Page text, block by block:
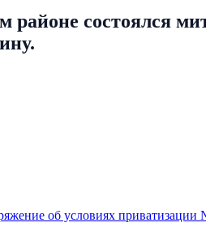
состоялся
об условиях приватизации